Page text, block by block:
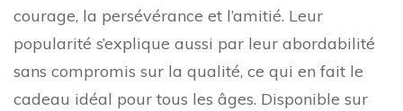
courage, la persévérance et l’amitié. Leur
popularité s’explique aussi par leur abordabilité
sans compromis sur la qualité, ce qui en fait le
cadeau idéal pour tous les âges. Disponible sur